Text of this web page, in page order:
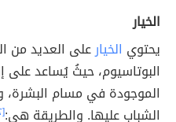
الخيار
يحتوي الخيارعلى العديد من
البوتاسيوم، حيثُ يُساعد على
الموجودة في مسام
الشباب عليها. والطريقة هي:[٢]